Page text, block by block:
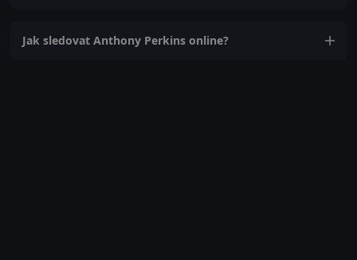
Jak sledovat Anthony Perkins online?